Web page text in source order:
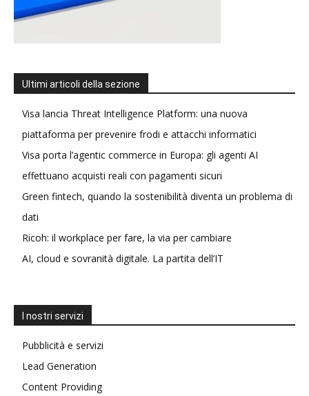
Ultimi articoli della sezione
Visa lancia Threat Intelligence Platform: una nuova
piattaforma per prevenire frodi e attacchi informatici
Visa porta l’agentic commerce in Europa: gli agenti AI
effettuano acquisti reali con pagamenti sicuri
Green fintech, quando la sostenibilità diventa un problema di
dati
Ricoh: il workplace per fare, la via per cambiare
AI, cloud e sovranità digitale. La partita dell’IT
I nostri servizi
Pubblicità e servizi
Lead Generation
Content Providing